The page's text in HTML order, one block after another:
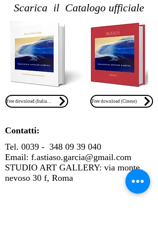
Scarica il Catalogo ufficiale
Free download (Italiano) Free download (Cinese)
Contatti:
Tel. 0039 - 348 09 39 040
Email: f.astiaso.garcia@gmail.com
STUDIO ART GALLERY: via monte
nevoso 30 f, Roma​